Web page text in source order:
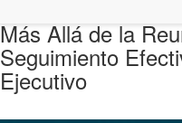
Más Allá de la
Seguimiento
Ejecutivo